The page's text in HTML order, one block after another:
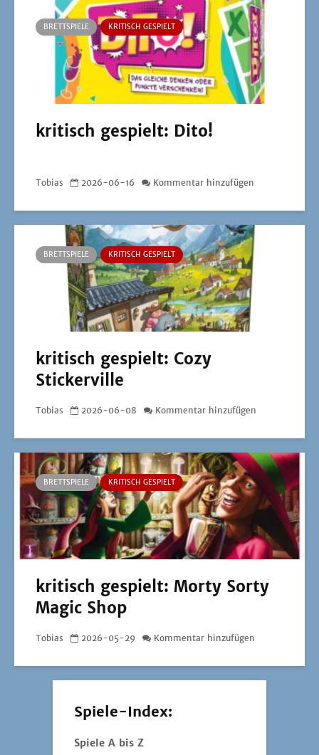
BRETTSPIELE KRITISCH GESPIELT
kritisch gespielt: Dito!
Tobias 2026-06-16 Kommentar hinzufügen
BRETTSPIELE KRITISCH GESPIELT
kritisch gespielt: Cozy
Stickerville
Tobias 2026-06-08 Kommentar hinzufügen
BRETTSPIELE KRITISCH GESPIELT
kritisch gespielt: Morty Sorty
Magic Shop
Tobias 2026-05-29 Kommentar hinzufügen
Spiele-Index:
Spiele A bis Z